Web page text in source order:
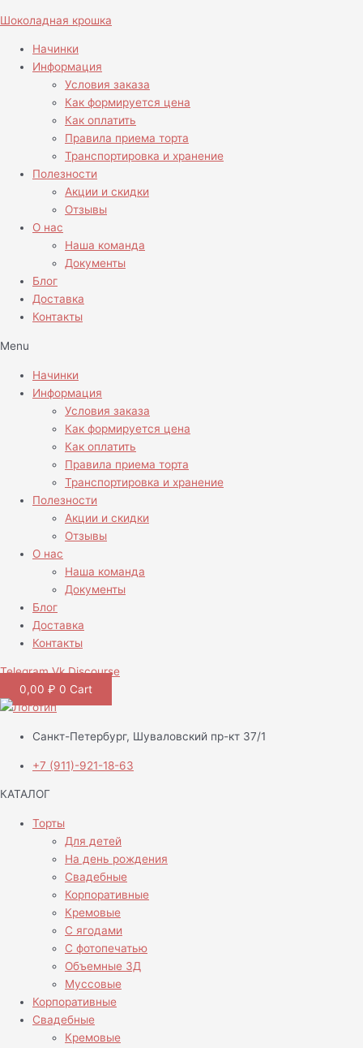
к
содержимому
Шоколадная крошка
Начинки
Информация
Условия заказа
Как формируется цена
Как оплатить
Правила приема торта
Транспортировка и хранение
Полезности
Акции и скидки
Отзывы
О нас
Наша команда
Документы
Блог
Доставка
Контакты
Menu
Начинки
Информация
Условия заказа
Как формируется цена
Как оплатить
Правила приема торта
Транспортировка и хранение
Полезности
Акции и скидки
Отзывы
О нас
Наша команда
Документы
Блог
Доставка
Контакты
Telegram Vk Discourse
0,00 ₽ 0 Cart
Санкт-Петербург, Шуваловский пр-кт 37/1
+7 (911)-921-18-63
КАТАЛОГ
Торты
Для детей
На день рождения
Свадебные
Корпоративные
Кремовые
С ягодами
С фотопечатью
Объемные 3Д
Муссовые
Корпоративные
Свадебные
Кремовые
товара
грузовичком